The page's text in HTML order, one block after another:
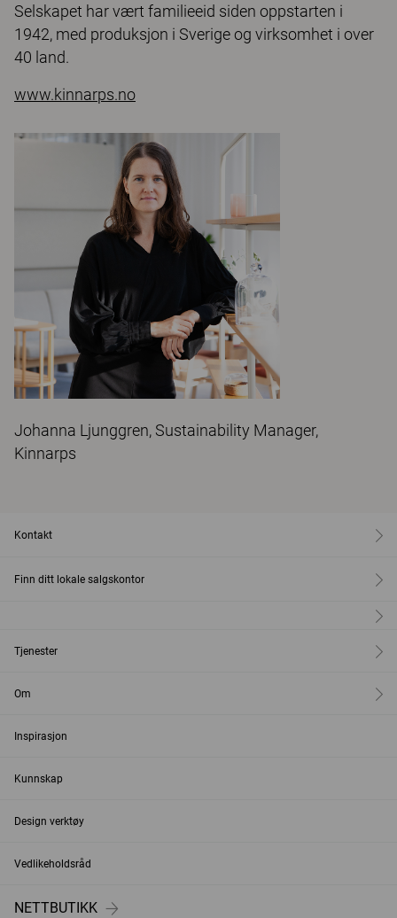
Selskapet har vært familieeid siden oppstarten i
1942, med produksjon i Sverige og virksomhet i over
40 land.
www.kinnarps.no
Johanna Ljunggren, Sustainability Manager,
Kinnarps
Kontakt
Finn ditt lokale salgskontor
Tjenester
Om
Inspirasjon
Kunnskap
Design verktøy
Vedlikeholdsråd
NETTBUTIKK